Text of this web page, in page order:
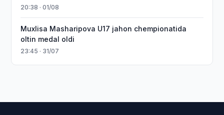
20:38 · 01/08
Muxlisa Masharipova U17 jahon chempionatida
oltin medal oldi
23:45 · 31/07